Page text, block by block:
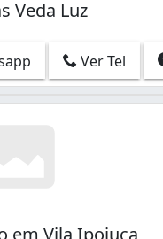
Veda Luz
Ver Tel
em Vila Ipojuca